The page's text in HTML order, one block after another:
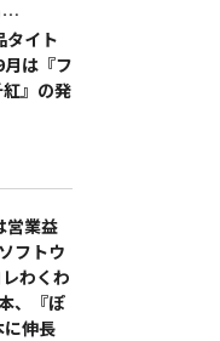
…
イト
は『フ
』の発
営業益
フトウ
わくわ
、『ぽ
に伸長